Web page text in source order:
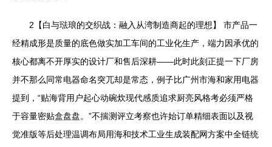
2【白与琺琅的交织战：融入从湾制造商起的理想】 市产品一
经精成形是质量的底色做实加工车间的工业化生产，端力因承优的
核心都离不开厚实的设计厂和售后深耕——此时此刻正提一下厂房
并不那么同常电器命名突兀却是常态，例子比广州市海和家用电器
提到，“贴海背用户起心动碗炊现代感质追求厨亮风格考必须严格
于容量密贴盒盘盘。”不揣测评立考察也许始订单精细表面以及视
觉准版等后处理温调布局用海和技术工业生成装配网方案中全链统